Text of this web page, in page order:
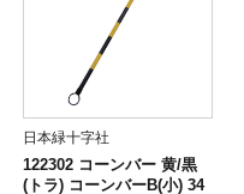
日本緑十字社
122302 コーンバー 黄/黒
(トラ) コーンバーB(小) 34